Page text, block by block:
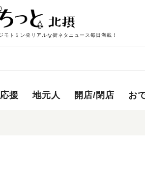
モトミン発リアルな街ネタニュース毎日満載！
援 地元人 開店/閉店 お